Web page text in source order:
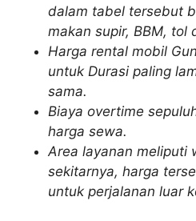
dalam tabel tersebut
makan supir, BBM, tol
Harga rental mobil
untuk Durasi paling
sama.
Biaya overtime
harga sewa.
Area layanan meliputi
sekitarnya, harga
untuk perjalanan luar